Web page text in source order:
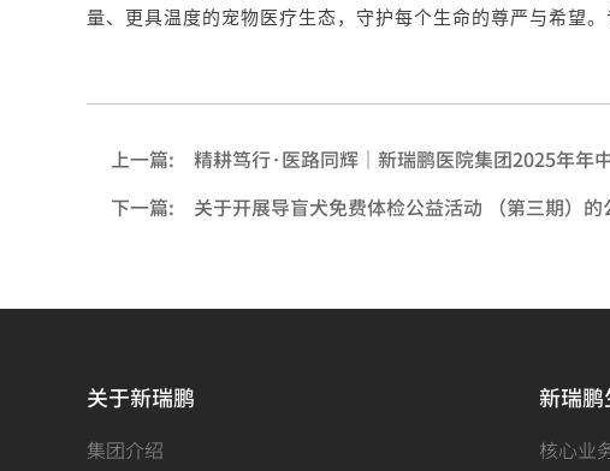
量、更具温度的宠物医疗生态，守护每个生命的尊严与希望
上一篇:
精耕笃行·医路同辉｜新瑞鹏医院集团2025年年
下一篇:
关于开展导盲犬免费体检公益活动 （第三期）的
关于新瑞鹏
集团介绍
新瑞鹏
核心业